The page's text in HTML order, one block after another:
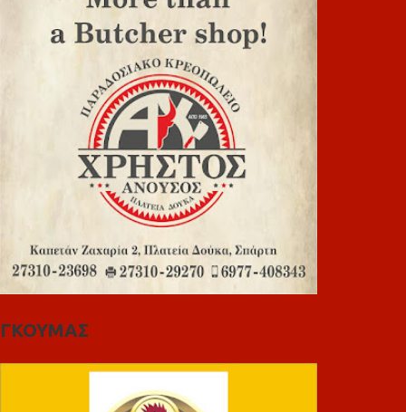
ΓΚΟΥΜΑΣ